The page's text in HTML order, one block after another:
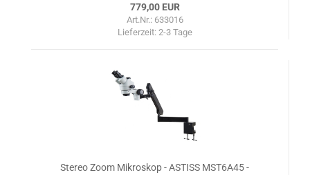
779,00 EUR
Art.Nr.: 633016
Lieferzeit: 2-3 Tage
Stereo Zoom Mikroskop - ASTISS MST6A45 -